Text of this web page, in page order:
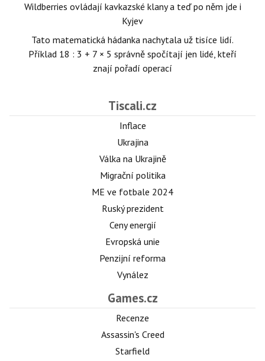
Wildberries ovládají kavkazské klany a teď po něm jde i
Kyjev
Tato matematická hádanka nachytala už tisíce lidí.
Příklad 18 : 3 + 7 × 5 správně spočítají jen lidé, kteří
znají pořadí operací
Tiscali.cz
Inflace
Ukrajina
Válka na Ukrajině
Migrační politika
ME ve fotbale 2024
Ruský prezident
Ceny energií
Evropská unie
Penzijní reforma
Vynález
Games.cz
Recenze
Assassin's Creed
Starfield